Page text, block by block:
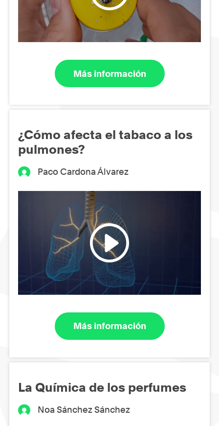
Más información
¿Cómo afecta el tabaco a los
pulmones?
Paco Cardona Álvarez
Más información
La Química de los perfumes
Noa Sánchez Sánchez